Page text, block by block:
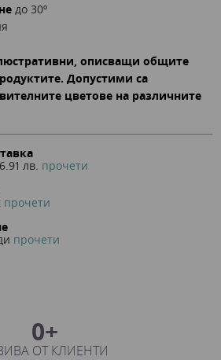
до 30º
описващи общите
Допустими са
цветове на различните
лв. прочети
прочети
прочети
0+
ОТ КЛИЕНТИ